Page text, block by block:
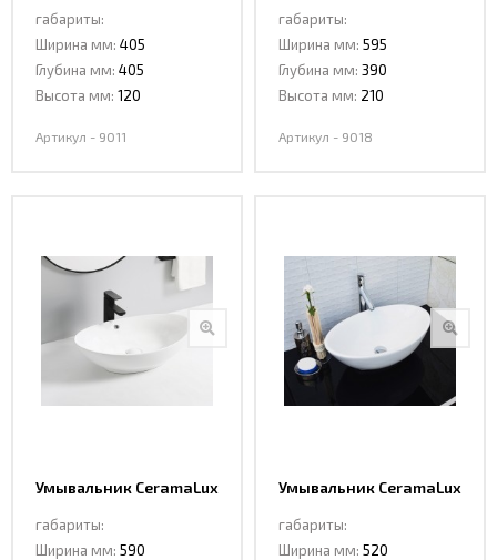
габариты:
Ширина мм: 405
Глубина мм: 405
Высота мм: 120
Артикул - 9011
габариты:
Ширина мм: 595
Глубина мм: 390
Высота мм: 210
Артикул - 9018
Умывальник CeramaLux
габариты:
Ширина мм: 590
Умывальник CeramaLux
габариты:
Ширина мм: 520